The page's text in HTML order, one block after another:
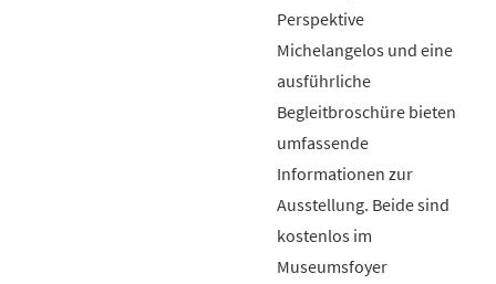
Perspektive
Michelangelos und eine
ausführliche
Begleitbroschüre bieten
umfassende
Informationen zur
Ausstellung. Beide sind
kostenlos im
Museumsfoyer